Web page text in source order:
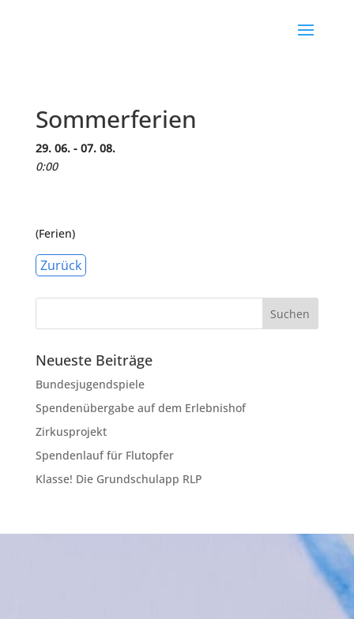
Sommerferien
29. 06. - 07. 08.
0:00
(Ferien)
Zurück
Neueste Beiträge
Bundesjugendspiele
Spendenübergabe auf dem Erlebnishof
Zirkusprojekt
Spendenlauf für Flutopfer
Klasse! Die Grundschulapp RLP